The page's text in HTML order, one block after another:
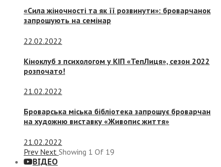
«Сила жіночності та як її розвинути»: броварчанок
запрошують на семінар
22.02.2022
Кіноклуб з психологом у КІП «ТепЛиця», сезон 2022
розпочато!
21.02.2022
Броварська міська бібліотека запрошує броварчан
на художню виставку «Живопис життя»
21.02.2022
Prev Next Showing 1 Of 19
ВІДЕО